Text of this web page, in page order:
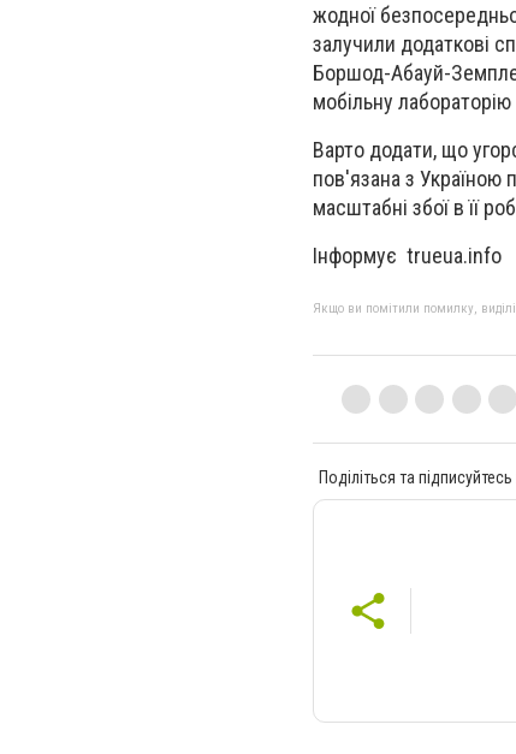
жодної
залучили додаткові
Боршод-Абауй-
мобільну лабораторію
Варто додати, що
пов'язана з Україною
масштабні збої в її
Інформує trueua.info
Якщо ви помітили помилку,
Поділіться та